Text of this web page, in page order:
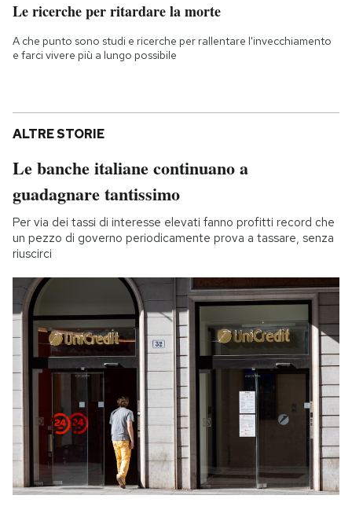
Le ricerche per ritardare la morte
A che punto sono studi e ricerche per rallentare l'invecchiamento
e farci vivere più a lungo possibile
ALTRE STORIE
Le banche italiane continuano a
guadagnare tantissimo
Per via dei tassi di interesse elevati fanno profitti record che
un pezzo di governo periodicamente prova a tassare, senza
riuscirci